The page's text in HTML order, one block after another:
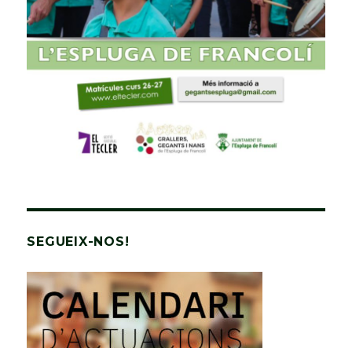
SEGUEIX-NOS!